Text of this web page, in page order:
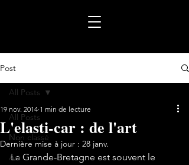
Post
All Posts
Non classé
Art
All Posts
L'elasti-car : de l'art
19 nov. 2014 1 min de lecture
Dernière mise à jour : 28 janv.
La Grande-Bretagne est souvent le